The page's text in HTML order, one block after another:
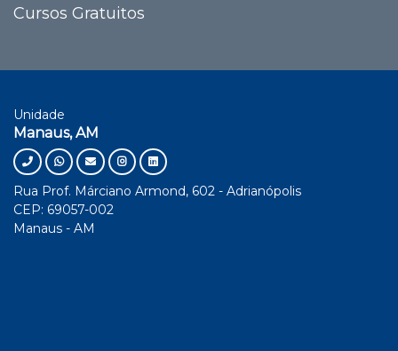
Cursos Gratuitos
Unidade
Manaus, AM
Rua Prof. Márciano Armond, 602 - Adrianópolis
CEP: 69057-002
Manaus - AM